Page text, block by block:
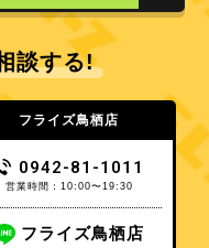
談する!
フライズ鳥栖店
0942-81-1011
営業時間：10:00〜19:30
フライズ鳥栖店